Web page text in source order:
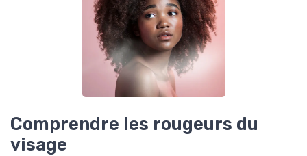
Comprendre les rougeurs du
visage